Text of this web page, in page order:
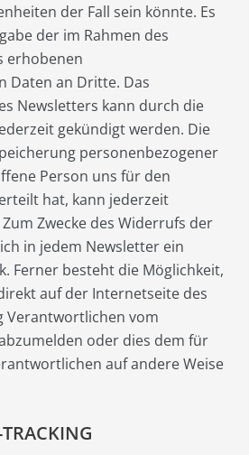
der Fall sein könnte. Es
der im Rahmen des
erhobenen
Daten an Dritte. Das
Newsletters kann durch die
gekündigt werden. Die
personenbezogener
Person uns für den
hat, kann jederzeit
Zwecke des Widerrufs der
in jedem Newsletter ein
Ferner besteht die Möglichkeit,
auf der Internetseite des
Verantwortlichen vom
oder dies dem für
auf andere Weise